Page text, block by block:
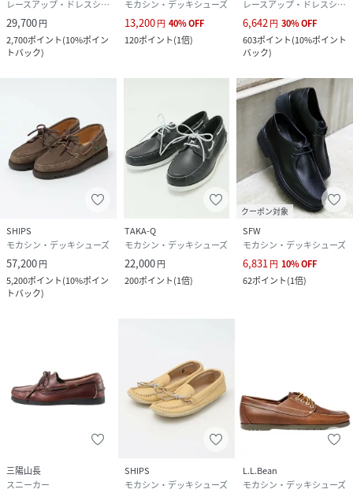
レースアップ・ドレスシューズ
29,700円
2,700ポイント(10%ポイン
トバック)
モカシン・デッキシューズ
13,200円 40%OFF
120ポイント(1倍)
レースアップ・ドレスシューズ
6,642円 30%OFF
603ポイント(10%ポイント
バック)
SHIPS
モカシン・デッキシューズ
57,200円
5,200ポイント(10%ポイン
トバック)
TAKA-Q
モカシン・デッキシューズ
22,000円
200ポイント(1倍)
クーポン対象
SFW
モカシン・デッキシューズ
6,831 円 10%OFF
62ポイント(1倍)
三陽山長
スニーカー
SHIPS
モカシン・デッキシューズ
L.L.Bean
モカシン・デッキシューズ